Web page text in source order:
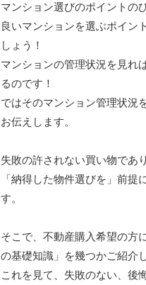
マンション選びのポイントの
良いマンションを選ぶポイン
しょう！
マンションの管理状況を見れ
るのです！
ではそのマンション管理状況
お伝えします。
失敗の許されない買い物であ
「納得した物件選びを」前
す。
そこで、不動産購入希望の方
の基礎知識」を幾つかご紹介
これを見て、失敗のない、後